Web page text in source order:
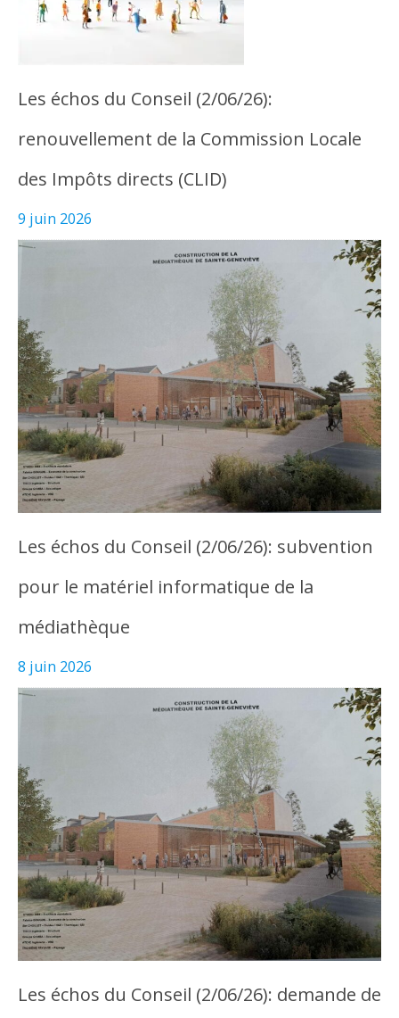
Les échos du Conseil (2/06/26):
renouvellement de la Commission Locale
des Impôts directs (CLID)
9 juin 2026
Les échos du Conseil (2/06/26): subvention
pour le matériel informatique de la
médiathèque
8 juin 2026
Les échos du Conseil (2/06/26): demande de